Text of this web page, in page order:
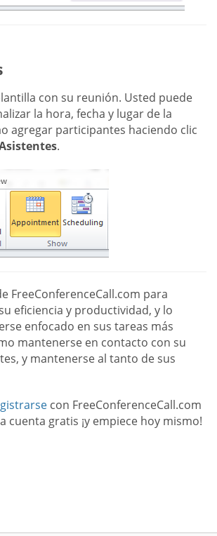
con su reunión. Usted puede
la hora, fecha y lugar de la
agregar participantes haciendo clic
.
FreeConferenceCall.com para
eficiencia y productividad, y lo
enfocado en sus tareas más
mantenerse en contacto con su
y mantenerse al tanto de sus
con FreeConferenceCall.com
cuenta gratis ¡y empiece hoy mismo!